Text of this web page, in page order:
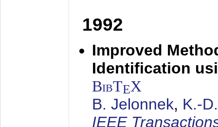
1992
Improved
Identification
BibTEX
B. Jelonnek, K.-
IEEE